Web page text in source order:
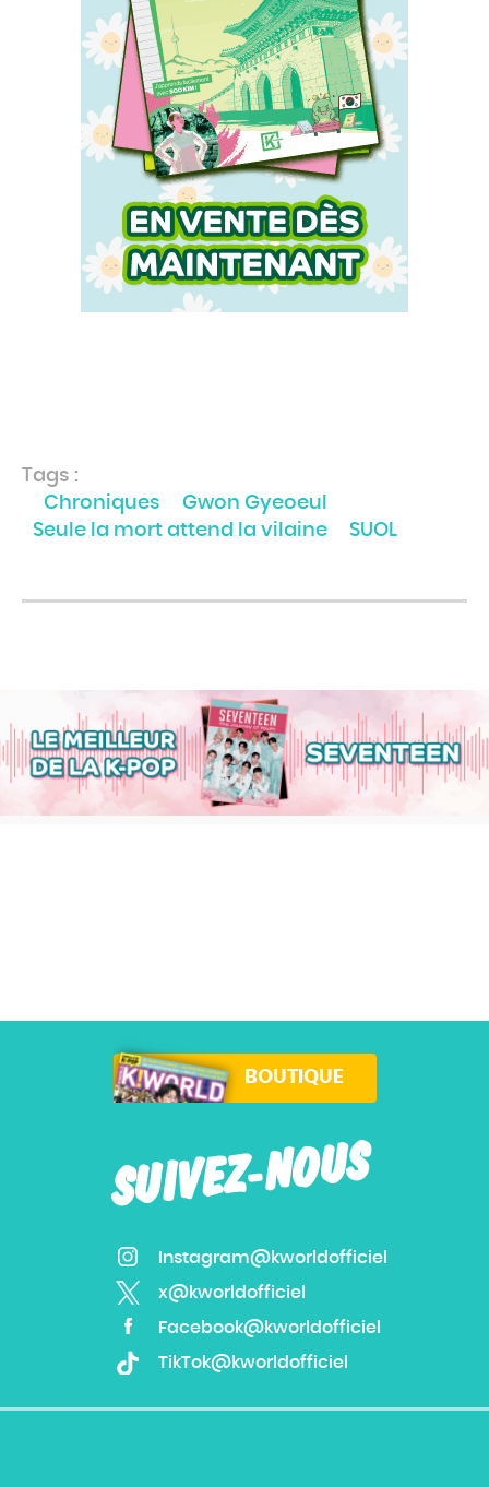
Tags :
Chroniques
Gwon Gyeoeul
Seule la mort attend la vilaine
SUOL
SUIVEZ-NOUS
Instagram@kworldofficiel
x@kworldofficiel
Facebook@kworldofficiel
TikTok@kworldofficiel
BOUTIQUE